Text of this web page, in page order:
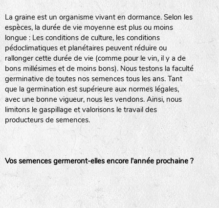
La graine est un organisme vivant en dormance. Selon les
espèces, la durée de vie moyenne est plus ou moins
longue : Les conditions de culture, les conditions
pédoclimatiques et planétaires peuvent réduire ou
rallonger cette durée de vie (comme pour le vin, il y a de
bons millésimes et de moins bons). Nous testons la faculté
germinative de toutes nos semences tous les ans. Tant
que la germination est supérieure aux normes légales,
avec une bonne vigueur, nous les vendons. Ainsi, nous
limitons le gaspillage et valorisons le travail des
producteurs de semences.
Vos semences germeront-elles encore l'année prochaine ?
haies
zone sauvage